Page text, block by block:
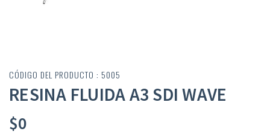
CÓDIGO DEL PRODUCTO : 5005
RESINA FLUIDA A3 SDI WAVE
$0